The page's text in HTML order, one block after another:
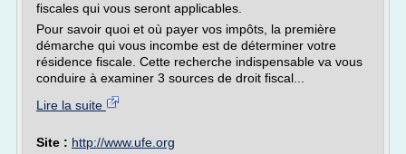
fiscales qui vous seront applicables.
Pour savoir quoi et où payer vos impôts, la première
démarche qui vous incombe est de déterminer votre
résidence fiscale. Cette recherche indispensable va vous
conduire à examiner 3 sources de droit fiscal...
Lire la suite
Site : http://www.ufe.org